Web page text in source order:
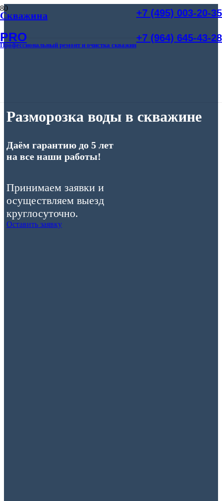
Скважина
PRO
Профессиональный ремонт и очистка скважин
+7 (495) 003-20-35
+7 (964) 645-43-28
Разморозка воды в скважине
Даём гарантию до 5 лет
на все наши работы!
Принимаем заявки и
осуществляем выезд
круглосуточно.
Оставить заявку